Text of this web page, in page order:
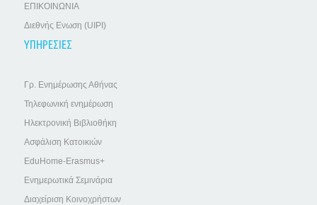
ΕΠΙΚΟΙΝΩΝΙΑ
Διεθνής Ενωση (UIPI)
ΥΠΗΡΕΣΙΕΣ
Γρ. Ενημέρωσης Αθήνας
Τηλεφωνική ενημέρωση
Ηλεκτρονική Βιβλιοθήκη
Ασφάλιση Κατοικιών
EduHome-Erasmus+
Ενημερωτικά Σεμινάρια
Διαχείριση Κοινοχρήστων